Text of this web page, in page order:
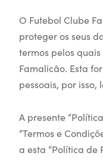
O Futebol Clube
proteger os seus
termos pelos
Famalicão. Esta
pessoais, por
A presente
“Termos e
a esta “Política de